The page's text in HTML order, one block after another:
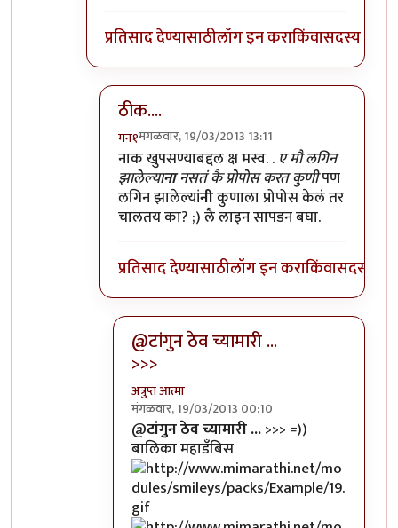
प्रतिसाद देण्यासाठीलॉग इन कराकिंवासदस्य व्हा
ठीक....
मन१मंगळवार, 19/03/2013 13:11
In reply toए मौ लगिन झालेल्याना नसतं कै
नाक खुपसण्याबद्दल क्ष मस्व. . ए मौ लगिन
झालेल्यानानसतं कै प्रोपोस करत कुणीपण
लगिन झालेल्यांनीकुणाला प्रोपोस केलं तर
चालतय का? ;) लै लाइन सापडन बघा.
प्रतिसाद देण्यासाठीलॉग इन कराकिंवासदस्य व्हा
@टांगुन ठेव च्यामारी ...
>>>
अत्रुप्त आत्मा
मंगळवार, 19/03/2013 00:10
In reply toस्शॉल्लिड्ड जुगलबंदी चालुये
@टांगुन ठेव च्यामारी ...>>> =))
बालिका महाडँबिस